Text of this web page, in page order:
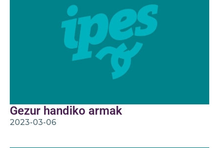
Gezur handiko armak
2023-03-06